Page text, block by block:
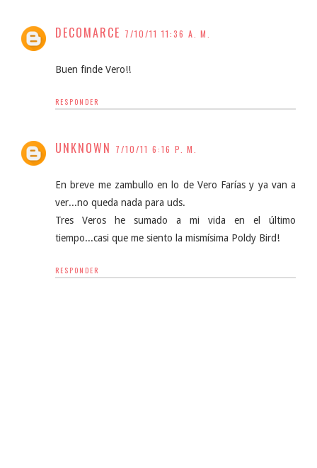
DECOMARCE 7/10/11 11:36 A. M.
Buen finde Vero!!
RESPONDER
UNKNOWN 7/10/11 6:16 P. M.
En breve me zambullo en lo de Vero Farías y ya van a
ver...no queda nada para uds.
Tres Veros he sumado a mi vida en el último
tiempo...casi que me siento la mismísima Poldy Bird!
RESPONDER